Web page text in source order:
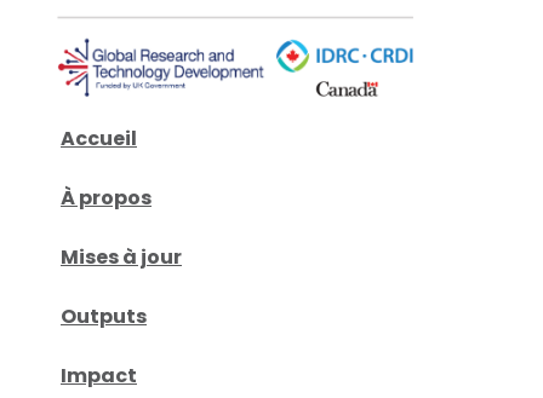
Accueil
À propos
Mises à jour
Outputs
Impact